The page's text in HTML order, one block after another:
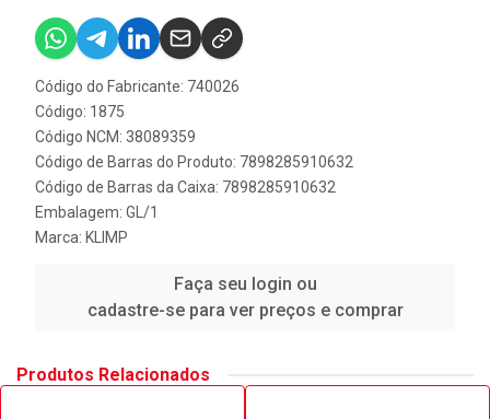
Código do Fabricante: 740026
Código: 1875
Código NCM: 38089359
Código de Barras do Produto: 7898285910632
Código de Barras da Caixa: 7898285910632
Embalagem: GL/1
Marca: KLIMP
Faça seu login ou
cadastre-se para ver preços e comprar
Produtos Relacionados